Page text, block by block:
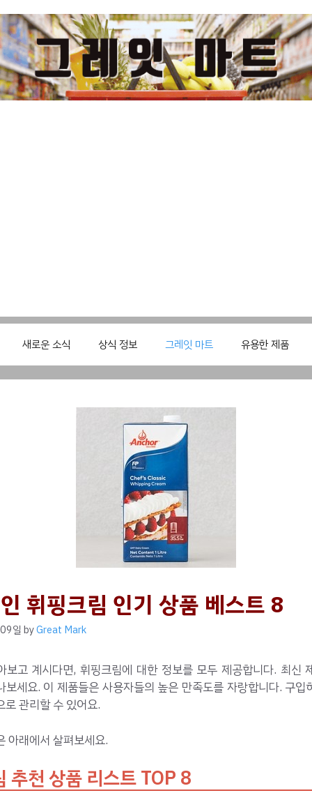
새로운 소식 상식 정보 그레잇 마트 유용한 제품
휘핑크림 인기 상품 베스트 8
일 byGreat Mark
보고 계시다면, 휘핑크림에 대한 정보를 모두 제공합니다. 최신
보세요. 이 제품들은 사용자들의 높은 만족도를 자랑합니다. 구입
로 관리할 수 있어요.
아래에서 살펴보세요.
추천 상품 리스트 TOP 8